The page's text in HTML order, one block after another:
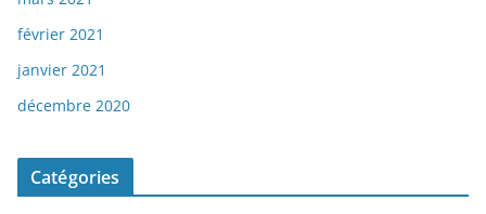
février 2021
janvier 2021
décembre 2020
Catégories